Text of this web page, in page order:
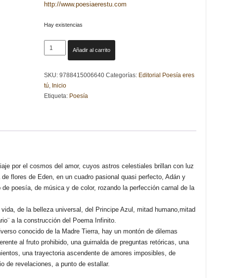
http://www.poesiaerestu.com
Hay existencias
Sabor
a
en
tus
Labios.
Añadir al carrito
SKU:9788415006640 Categorías: Editorial Poesía eres
tú, Inicio
Etiqueta: Poesía
por el cosmos del amor, cuyos astros celestiales brillan con luz
flores de Eden, en un cuadro pasional quasi perfecto, Adán y
poesía, de música y de color, rozando la perfección carnal de la
de la belleza universal, del Principe Azul, mitad humano,mitad
a la construcción del Poema Infinito.
conocido de la Madre Tierra, hay un montón de dilemas
al fruto prohibido, una guirnalda de preguntas retóricas, una
una trayectoria ascendente de amores imposibles, de
de revelaciones, a punto de estallar.